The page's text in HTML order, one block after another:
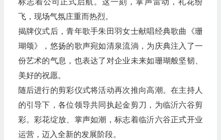
飞，现场气氛庄重而热烈。
揭牌仪式后，青年歌手朱田羽女士献唱经典歌曲《珊
瑚颂》，悠扬的歌声宛如清泉流淌，为庆典注入了一
份艺术的气息，也表达了对企业未来如珊瑚般坚韧、
美好的祝愿。
随后进行的剪彩仪式将活动再次推向高潮。在主持人
的引导下，各位领导共同执起金剪刀，为临沂六谷剪
彩。彩花绽放、掌声如潮，标志着临沂六谷正式开业
运营，迈入全新的发展阶段。